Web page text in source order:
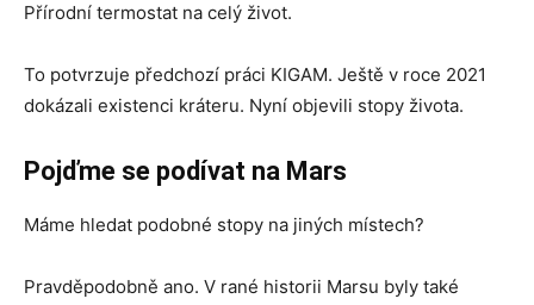
Přírodní termostat na celý život.
To potvrzuje předchozí práci KIGAM. Ještě v roce 2021
dokázali existenci kráteru. Nyní objevili stopy života.
Pojďme se podívat na Mars
Máme hledat podobné stopy na jiných místech?
Pravděpodobně ano. V rané historii Marsu byly také